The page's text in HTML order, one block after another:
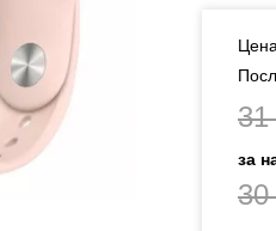
31
за
30